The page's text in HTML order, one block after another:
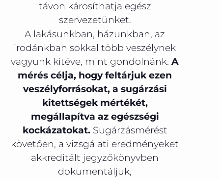
távon károsíthatja egész
szervezetünket.
A lakásunkban, házunkban, az
irodánkban sokkal több veszélynek
vagyunk kitéve, mint gondolnánk.A
mérés célja, hogy feltárjuk ezen
veszélyforrásokat, a sugárzási
kitettségek mértékét,
megállapítva az egészségi
kockázatokat.Sugárzásmérést
követően, a vizsgálati eredményeket
akkreditált jegyzőkönyvben
dokumentáljuk,